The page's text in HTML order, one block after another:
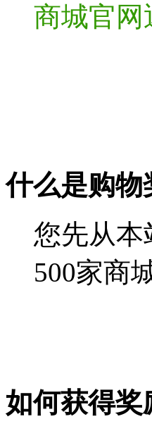
商城官网
什么是购物
您先从本
500家商
如何获得奖